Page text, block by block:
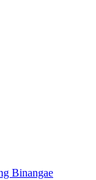
Binangae